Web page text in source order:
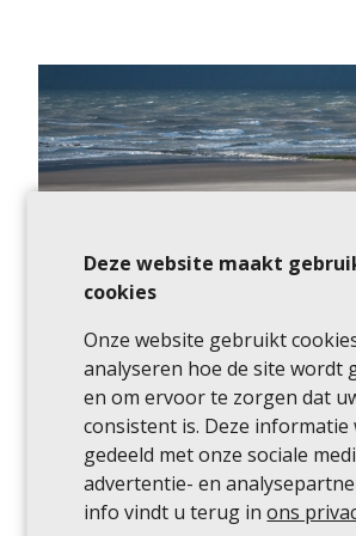
Hoe werkt een
waardebepaling?
Deze website maakt
cookies
Onze website gebruikt
analyseren hoe de site wordt
en om ervoor te zorgen dat
consistent is. Deze
gedeeld met onze sociale
advertentie- en
info vindt u terug in ons